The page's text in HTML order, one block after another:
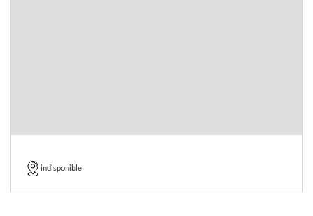
indisponible